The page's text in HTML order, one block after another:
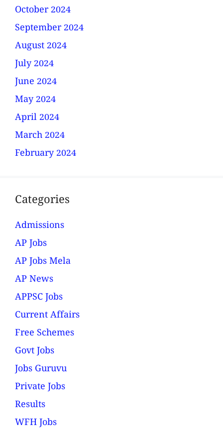
October 2024
September 2024
August 2024
July 2024
June 2024
May 2024
April 2024
March 2024
February 2024
Categories
Admissions
AP Jobs
AP Jobs Mela
AP News
APPSC Jobs
Current Affairs
Free Schemes
Govt Jobs
Jobs Guruvu
Private Jobs
Results
WFH Jobs